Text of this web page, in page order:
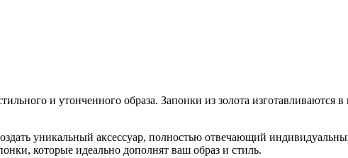
и утонченного образа. Запонки из золота изготавливаются
уникальный аксессуар, полностью отвечающий
которые идеально дополнят ваш образ и стиль.